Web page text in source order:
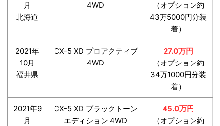
月
北海道
4WD
（オプション約
43万5000円分装
着）
2021年
10月
福井県
CX-5 XD プロアクティブ
4WD
27.0万円
（オプション約
34万1000円分装
着）
2021年9
月
CX-5 XD ブラックトーン
エディション 4WD
45.0万円
（オプション約